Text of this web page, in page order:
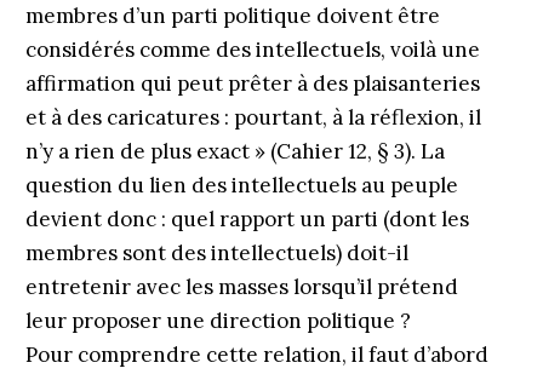
membres d’un parti politique doivent être
considérés comme des intellectuels, voilà une
affirmation qui peut prêter à des plaisanteries
et à des caricatures : pourtant, à la réflexion, il
n’y a rien de plus exact » (Cahier 12, § 3). La
question du lien des intellectuels au peuple
devient donc : quel rapport un parti (dont les
membres sont des intellectuels) doit-il
entretenir avec les masses lorsqu’il prétend
leur proposer une direction politique ?
Pour comprendre cette relation, il faut d’abord